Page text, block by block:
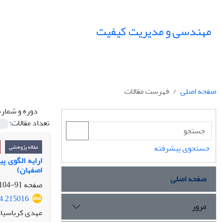
مهندسی و مدیریت کیفیت
صفحه اصلی
فهرست مقالات
دوره و
تعداد مقالات:
مقاله پژوهشی
ارایه
اصفهان)
صفحه91-104
مهدی
جستجوی پیشرفته
صفحه اصلی
مرور